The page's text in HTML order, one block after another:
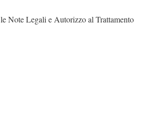
Note Legali e Autorizzo al Trattamento